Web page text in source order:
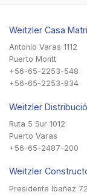
Weitzler Casa
Antonio Varas 1112
Puerto Montt
+56-65-2253-548
+56-65-2253-834
Weitzler
Ruta 5 Sur 1012
Puerto Varas
+56-65-2487-200
Weitzler
Presidente Ibañez